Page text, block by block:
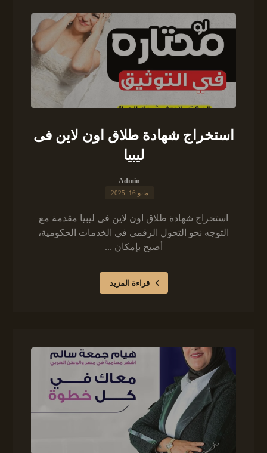
استخراج شهادة طلاق اون لاين فى
ليبيا
Admin
مايو 16, 2025
استخراج شهادة طلاق اون لاين فى ليبيا مقدمة مع
التوجه نحو التحول الرقمي في الخدمات الحكومية،
أصبح بإمكان ...
قراءة المزيد